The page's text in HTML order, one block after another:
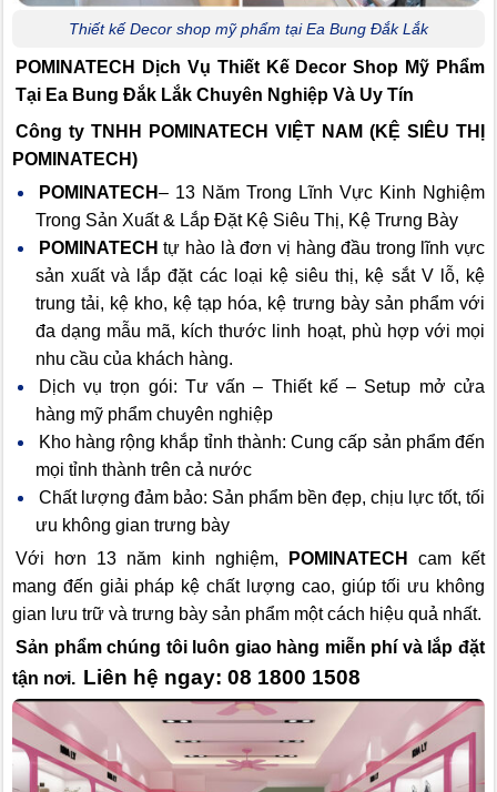
Thiết kế Decor shop mỹ phẩm tại Ea Bung Đắk Lắk
POMINATECH Dịch Vụ Thiết Kế Decor Shop Mỹ Phẩm
Tại Ea Bung Đắk Lắk Chuyên Nghiệp Và Uy Tín
Công ty TNHH POMINATECH VIỆT NAM (KỆ SIÊU THỊ
POMINATECH)
POMINATECH– 13 Năm Trong Lĩnh Vực Kinh Nghiệm
Trong Sản Xuất & Lắp Đặt Kệ Siêu Thị, Kệ Trưng Bày
POMINATECHtự hào là đơn vị hàng đầu trong lĩnh vực
sản xuất và lắp đặt các loại kệ siêu thị, kệ sắt V lỗ, kệ
trung tải, kệ kho, kệ tạp hóa, kệ trưng bày sản phẩm với
đa dạng mẫu mã, kích thước linh hoạt, phù hợp với mọi
nhu cầu của khách hàng.
Dịch vụ trọn gói: Tư vấn – Thiết kế – Setup mở cửa
hàng mỹ phẩm chuyên nghiệp
Kho hàng rộng khắp tỉnh thành: Cung cấp sản phẩm đến
mọi tỉnh thành trên cả nước
Chất lượng đảm bảo: Sản phẩm bền đẹp, chịu lực tốt, tối
ưu không gian trưng bày
Với hơn 13 năm kinh nghiệm,
POMINATECH
cam kết
mang đến giải pháp kệ chất lượng cao, giúp tối ưu không
gian lưu trữ và trưng bày sản phẩm một cách hiệu quả nhất.
Sản phẩm chúng tôi luôn giao hàng miễn phí và lắp đặt
tận nơi. Liên hệ ngay: 08 1800 1508